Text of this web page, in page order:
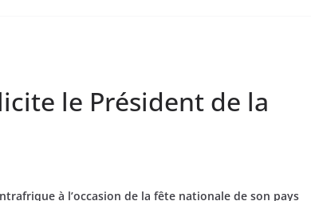
le Président de la
à l’occasion de la fête nationale de son pays